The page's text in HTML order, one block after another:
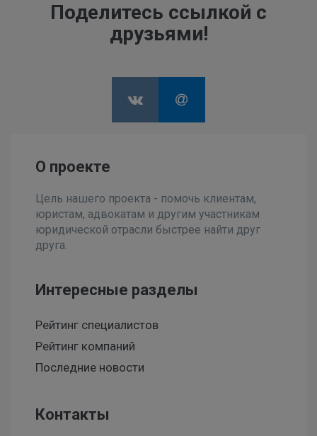
Поделитесь ссылкой с
друзьями!
О проекте
Цель нашего проекта - помочь клиентам,
юристам, адвокатам и другим участникам
юридической отрасли быстрее найти друг
друга.
Интересные разделы
Рейтинг специалистов
Рейтинг компаний
Последние новости
Контакты